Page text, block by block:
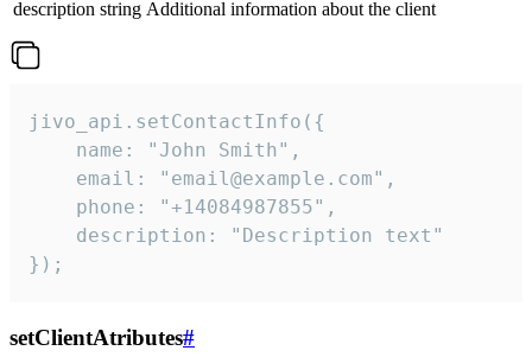
description string Additional information about the client
jivo_api.setContactInfo({
    name: "John Smith",
    email: "email@example.com",
    phone: "+14084987855",
    description: "Description text"
});
setClientAtributes#